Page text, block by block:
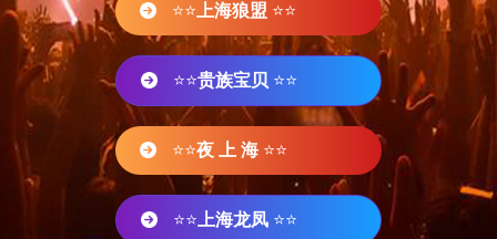
⭐⭐ 上海狼盟 ⭐⭐
⭐⭐贵族宝贝 ⭐⭐
⭐⭐夜 上 海 ⭐⭐
⭐⭐ 上海龙凤 ⭐⭐